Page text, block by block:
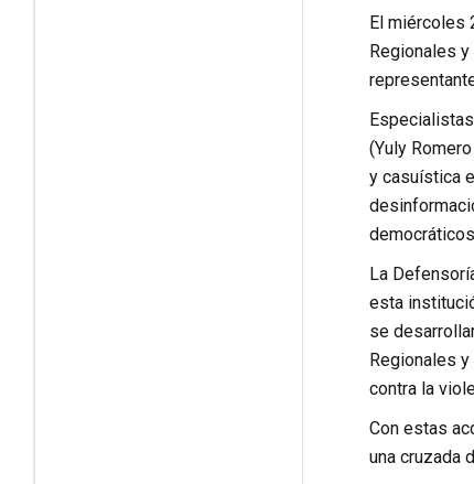
El miércoles
Regionales
(Yuly
y casuística
La
esta
se
Regionales
contra la
Con estas
una cruzada